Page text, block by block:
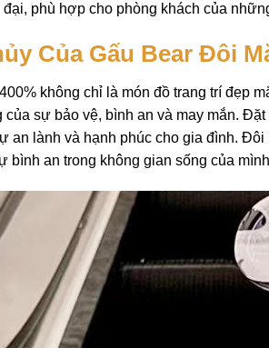
phù hợp cho phòng khách của
Của Gấu Bear Đôi
không chỉ là món đồ trang trí đẹp
sự bảo vệ, bình an và may mắn.
an lành và hạnh phúc cho gia đình.
bình an trong không gian sống của